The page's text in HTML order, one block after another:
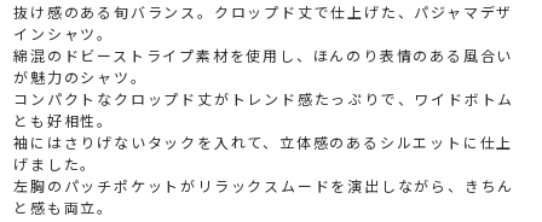
抜け感のある旬バランス。クロップド丈で仕上げた、パジャマデザ
インシャツ。
綿混のドビーストライプ素材を使用し、ほんのり表情のある風合い
が魅力のシャツ。
コンパクトなクロップド丈がトレンド感たっぷりで、ワイドボトム
とも好相性。
袖にはさりげないタックを入れて、立体感のあるシルエットに仕上
げました。
左胸のパッチポケットがリラックスムードを演出しながら、きちん
と感も両立。